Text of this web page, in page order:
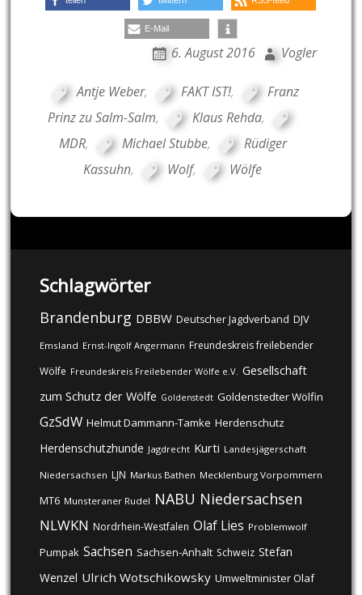
E-Mail
6. August 2016 Vogler
Antje Weber, FAKT IST!,
Franz
Prinz zu Salm-Salm, Klaus Rehda,
MDR, Michael Stubbe,
Rüdiger
Kassuhn, Wolf, Wölfe
Schlagwörter
Brandenburg DBBW Deutscher Jagdverband DJV
Emsland Ernst-Ingolf Angermann Freundeskreis freilebender
Wölfe Freundeskreis Freilebender Wölfe e.V. Gesellschaft
zum Schutz der Wölfe Goldenstedt Goldenstedter Wölfin
GzSdW Helmut Dammann-Tamke Herdenschutz
Herdenschutzhunde Jagdrecht Kurti Landesjägerschaft
Niedersachsen LJN Markus Bathen Mecklenburg Vorpommern
MT6 Munsteraner Rudel NABU Niedersachsen
NLWKN Nordrhein-Westfalen Olaf Lies Problemwolf
Pumpak Sachsen Sachsen-Anhalt Schweiz Stefan
Wenzel Ulrich Wotschikowsky Umweltminister Olaf